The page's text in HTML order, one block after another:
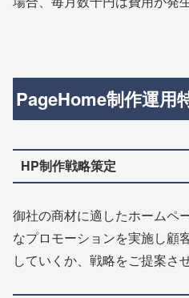
PageHome制作運用
HP制作戦略策定
御社の商材に適したホームペ
なプロモーションを実施し顧
していくか、戦略をご提案さ